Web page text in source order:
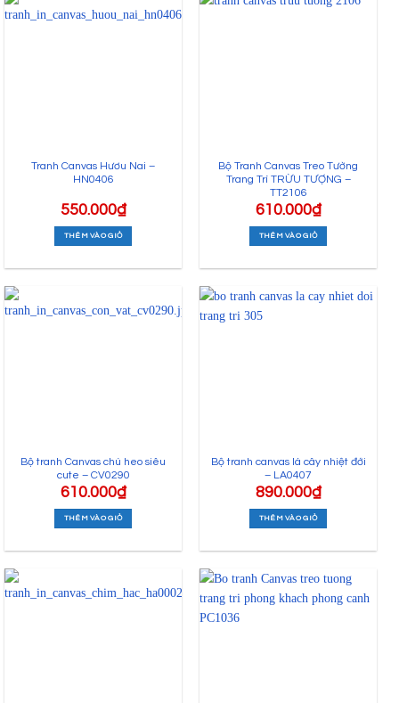
Tranh Canvas Hươu Nai –
HN0406
550.000₫
THÊM VÀO GIỎ
Bộ Tranh Canvas Treo Tường
Trang Trí TRỪU TƯỢNG –
TT2106
610.000₫
THÊM VÀO GIỎ
Bộ tranh Canvas chú heo siêu
cute – CV0290
610.000₫
THÊM VÀO GIỎ
Bộ tranh canvas lá cây nhiệt đới
– LA0407
890.000₫
THÊM VÀO GIỎ